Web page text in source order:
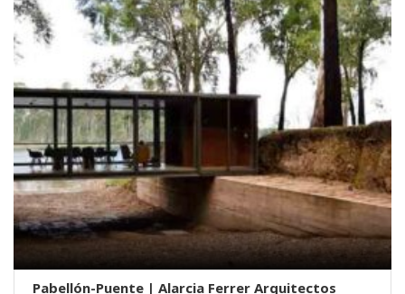
Pabellón-Puente | Alarcia Ferrer Arquitectos